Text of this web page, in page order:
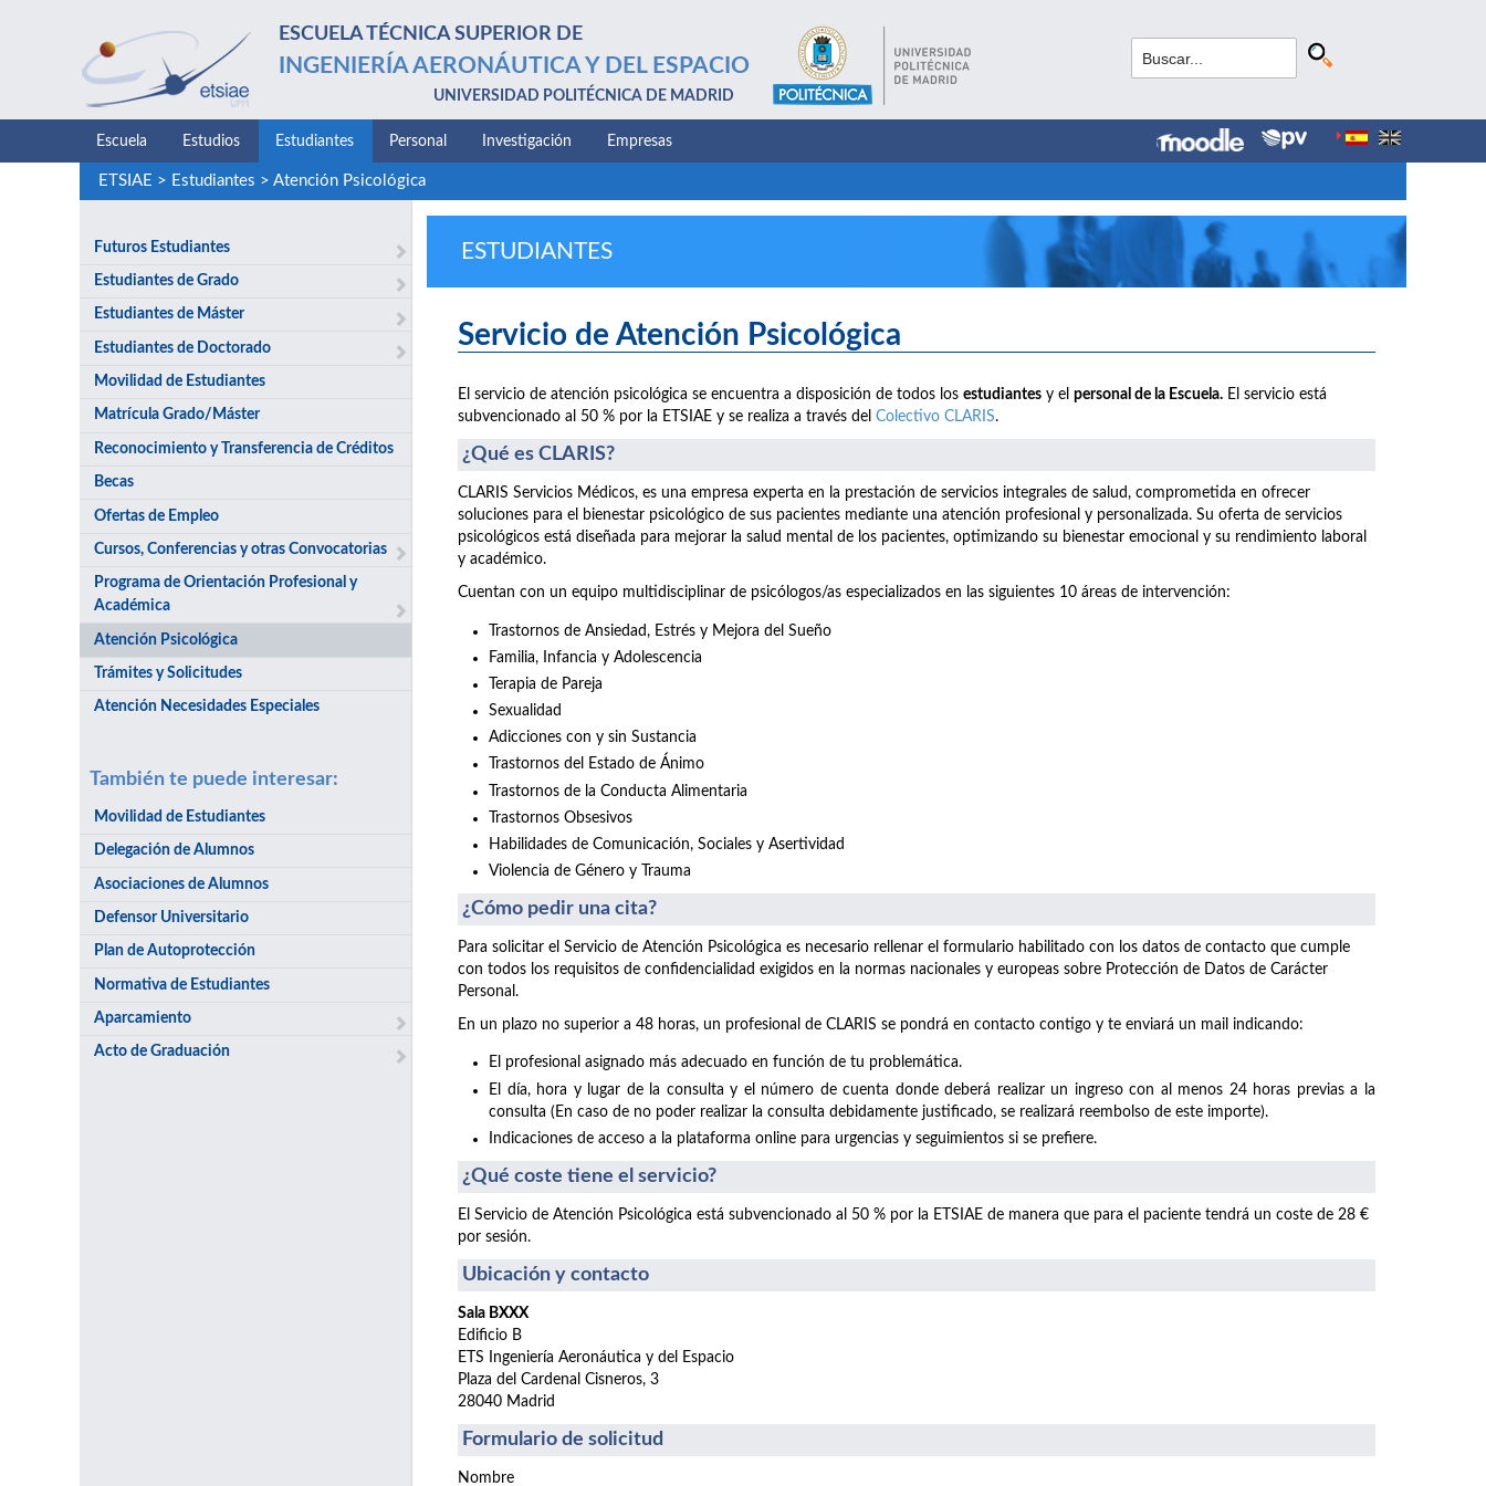
ESCUELA TÉCNICA SUPERIOR DE
INGENIERÍA AERONÁUTICA Y DEL ESPACIO
UNIVERSIDAD POLITÉCNICA DE MADRID
Escuela Estudios Estudiantes Personal Investigación Empresas
ETSIAE > Estudiantes > Atención Psicológica
Futuros Estudiantes
Estudiantes de Grado
Estudiantes de Máster
Estudiantes de Doctorado
Movilidad de Estudiantes
Matrícula Grado/Máster
Reconocimiento y Transferencia de Créditos
Becas
Ofertas de Empleo
Cursos, Conferencias y otras Convocatorias
Programa de Orientación Profesional y
Académica
Atención Psicológica
Trámites y Solicitudes
Atención Necesidades Especiales
También te puede interesar:
Movilidad de Estudiantes
Delegación de Alumnos
Asociaciones de Alumnos
Defensor Universitario
Plan de Autoprotección
Normativa de Estudiantes
Aparcamiento
Acto de Graduación
ESTUDIANTES
Servicio de Atención Psicológica
El servicio de atención psicológica se encuentra a disposición de todos los estudiantes y el personal de la Escuela. El servicio está
subvencionado al 50 % por la ETSIAE y se realiza a través del Colectivo CLARIS.
¿Qué es CLARIS?
CLARIS Servicios Médicos, es una empresa experta en la prestación de servicios integrales de salud, comprometida en ofrecer
soluciones para el bienestar psicológico de sus pacientes mediante una atención profesional y personalizada. Su oferta de servicios
psicológicos está diseñada para mejorar la salud mental de los pacientes, optimizando su bienestar emocional y su rendimiento laboral
y académico.
Cuentan con un equipo multidisciplinar de psicólogos/as especializados en las siguientes 10 áreas de intervención:
Trastornos de Ansiedad, Estrés y Mejora del Sueño
Familia, Infancia y Adolescencia
Terapia de Pareja
Sexualidad
Adicciones con y sin Sustancia
Trastornos del Estado de Ánimo
Trastornos de la Conducta Alimentaria
Trastornos Obsesivos
Habilidades de Comunicación, Sociales y Asertividad
Violencia de Género y Trauma
¿Cómo pedir una cita?
Para solicitar el Servicio de Atención Psicológica es necesario rellenar el formulario habilitado con los datos de contacto que cumple
con todos los requisitos de confidencialidad exigidos en la normas nacionales y europeas sobre Protección de Datos de Carácter
Personal.
En un plazo no superior a 48 horas, un profesional de CLARIS se pondrá en contacto contigo y te enviará un mail indicando:
El profesional asignado más adecuado en función de tu problemática.
El día, hora y lugar de la consulta y el número de cuenta donde deberá realizar un ingreso con al menos 24 horas previas a la
consulta (En caso de no poder realizar la consulta debidamente justificado, se realizará reembolso de este importe).
Indicaciones de acceso a la plataforma online para urgencias y seguimientos si se prefiere.
¿Qué coste tiene el servicio?
El Servicio de Atención Psicológica está subvencionado al 50 % por la ETSIAE de manera que para el paciente tendrá un coste de 28 €
por sesión.
Ubicación y contacto
Sala BXXX
Edificio B
ETS Ingeniería Aeronáutica y del Espacio
Plaza del Cardenal Cisneros, 3
28040 Madrid
Formulario de solicitud
Nombre